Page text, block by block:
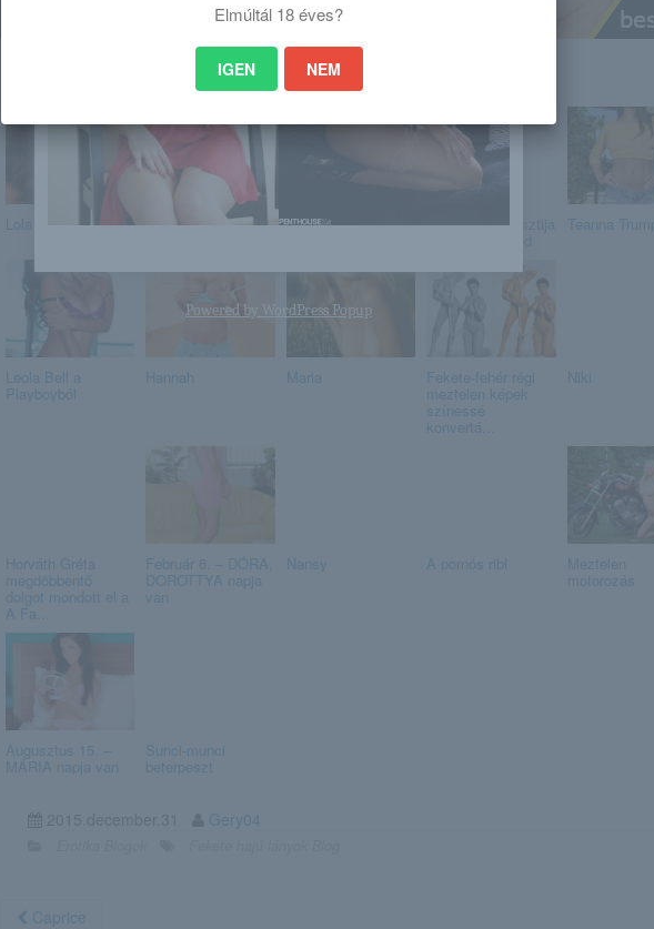
Aelita Alice May Kinky forró masztija Teanna Trump
Leola Bell a
Playboyból
Hannah Maria Fekete-fehér régi
meztelen képek
színessé
konvertá...
Niki
Horváth Gréta
megdöbbentő
dolgot mondott el a
A Fa...
Február 6. – DÓRA,
DOROTTYA napja
van
Nansy A pornós ribi Meztelen
motorozás
Augusztus 15. –
MÁRIA napja van
Sunci-munci
beterpeszt
Gery04
Caprice
Powered by WordPress Popup
Elmúltál 18 éves?
IGEN NEM